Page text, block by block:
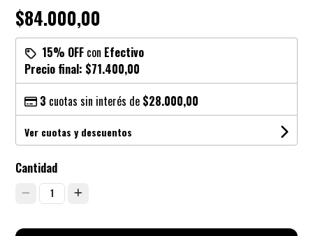
$84.000,00
15% OFF con Efectivo
Precio final: $71.400,00
3 cuotas sin interés de $28.000,00
Ver cuotas y descuentos
Cantidad
1